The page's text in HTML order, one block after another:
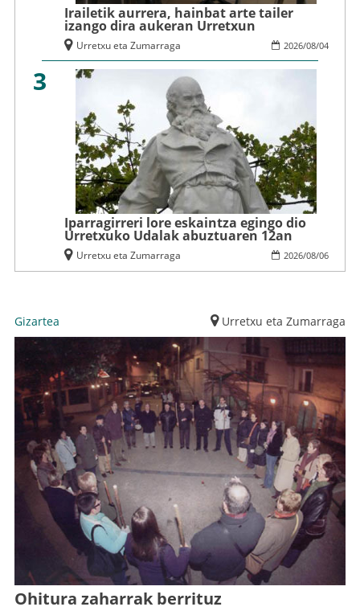
Irailetik aurrera, hainbat arte tailer
izango dira aukeran Urretxun
2026/08/04
Urretxu eta Zumarraga
3
Iparragirreri lore eskaintza egingo dio
Urretxuko Udalak abuztuaren 12an
2026/08/06
Urretxu eta Zumarraga
Gizartea Urretxu eta Zumarraga
Ohitura zaharrak berrituz